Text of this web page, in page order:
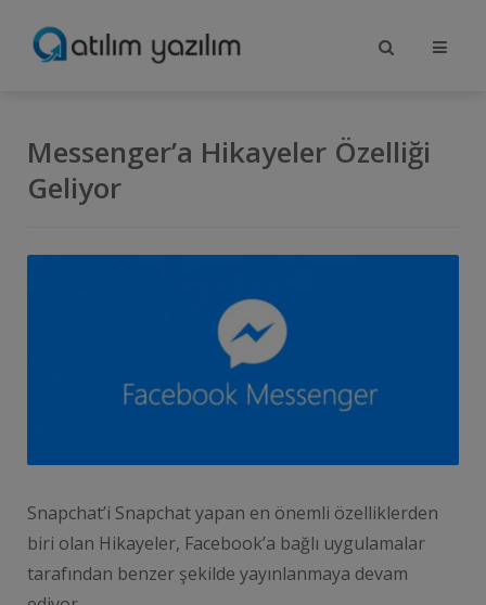
Messenger’a Hikayeler Özelliği
Geliyor
Snapchat’i Snapchat yapan en önemli özelliklerden
biri olan Hikayeler, Facebook’a bağlı uygulamalar
tarafından benzer şekilde yayınlanmaya devam